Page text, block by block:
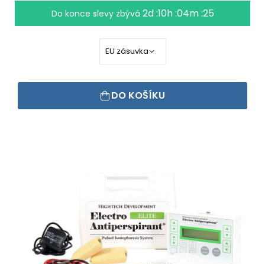
Do konce slevy zbývá 2d :10h :04m :24
DO KOŠÍKU